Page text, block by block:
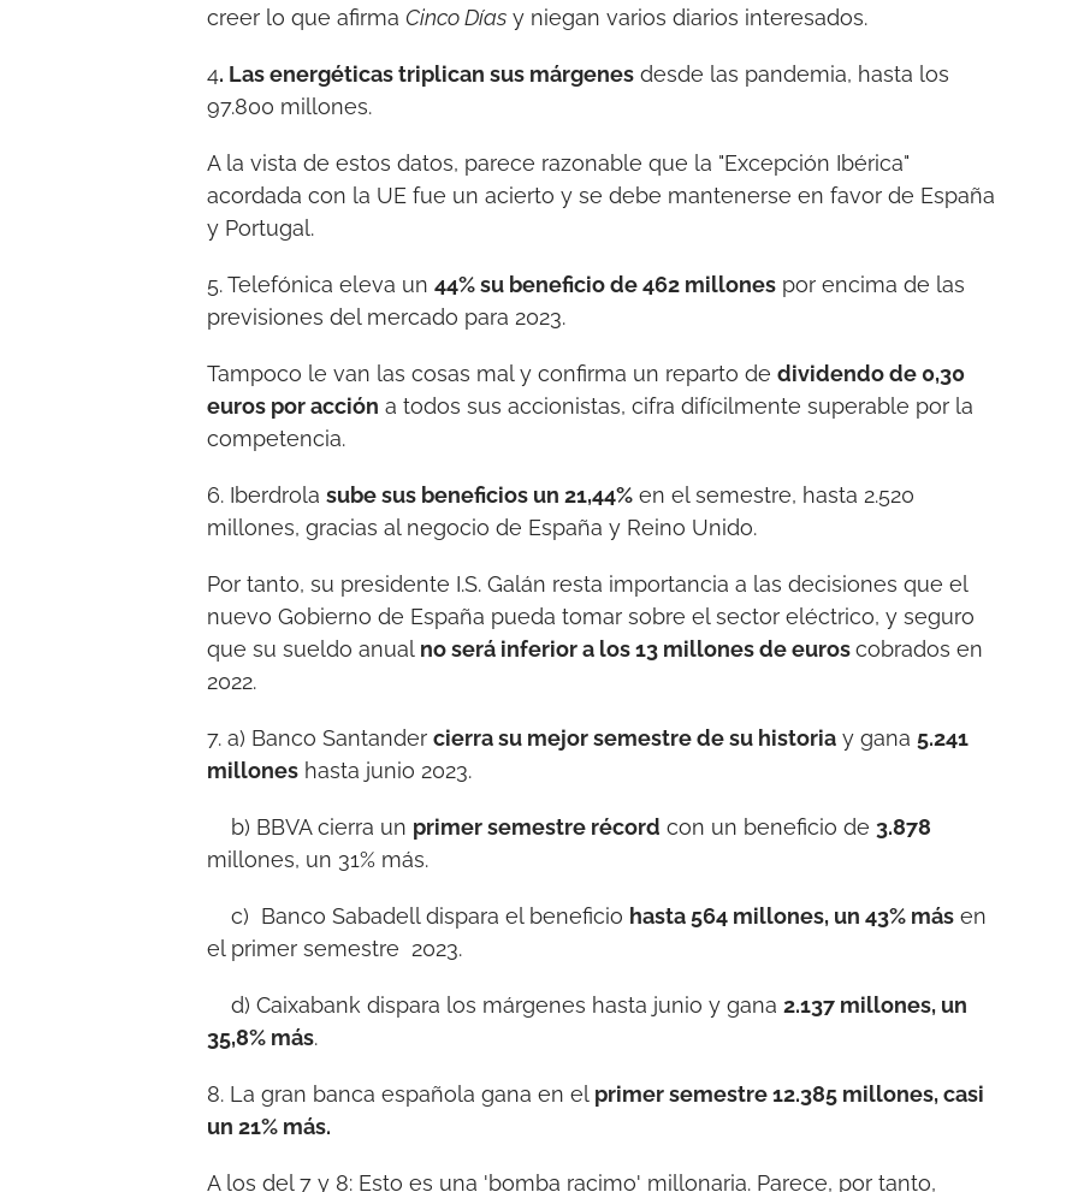
creer lo que afirma Cinco Días y niegan varios diarios interesados.
4. Las energéticas triplican sus márgenes desde las pandemia, hasta los
97.800 millones.
A la vista de estos datos, parece razonable que la "Excepción Ibérica"
acordada con la UE fue un acierto y se debe mantenerse en favor de España
y Portugal.
5. Telefónica eleva un 44% su beneficio de 462 millones por encima de las
previsiones del mercado para 2023.
Tampoco le van las cosas mal y confirma un reparto de dividendo de 0,30
euros por acción a todos sus accionistas, cifra difícilmente superable por la
competencia.
6. Iberdrola sube sus beneficios un 21,44% en el semestre, hasta 2.520
millones, gracias al negocio de España y Reino Unido.
Por tanto, su presidente I.S. Galán resta importancia a las decisiones que el
nuevo Gobierno de España pueda tomar sobre el sector eléctrico, y seguro
que su sueldo anual no será inferior a los 13 millones de euroscobrados en
2022.
7. a) Banco Santander cierra su mejor semestre de su historia y gana 5.241
millones hasta junio 2023.
b) BBVA cierra un primer semestre récord con un beneficio de 3.878
millones, un 31% más.
c) Banco Sabadell dispara el beneficio hasta 564 millones, un 43% más en
el primer semestre 2023.
d) Caixabank dispara los márgenes hasta junio y gana 2.137 millones, un
35,8% más.
8. La gran banca española gana en el primer semestre 12.385 millones, casi
un 21% más.
A los del 7 y 8: Esto es una 'bomba racimo' millonaria. Parece, por tanto,